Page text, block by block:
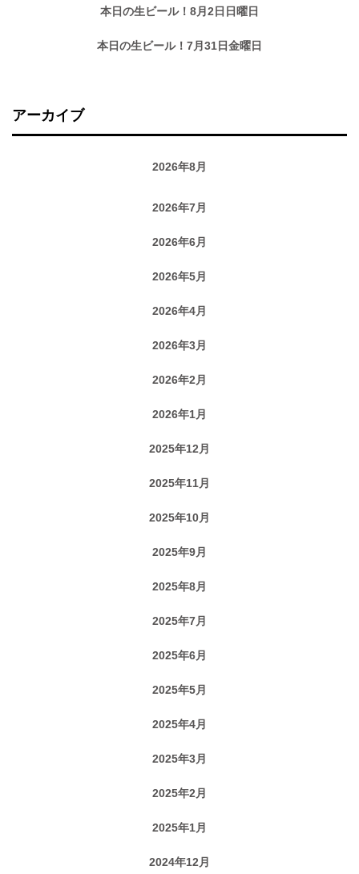
本日の生ビール！8月2日日曜日
本日の生ビール！7月31日金曜日
アーカイブ
2026年8月
2026年7月
2026年6月
2026年5月
2026年4月
2026年3月
2026年2月
2026年1月
2025年12月
2025年11月
2025年10月
2025年9月
2025年8月
2025年7月
2025年6月
2025年5月
2025年4月
2025年3月
2025年2月
2025年1月
2024年12月